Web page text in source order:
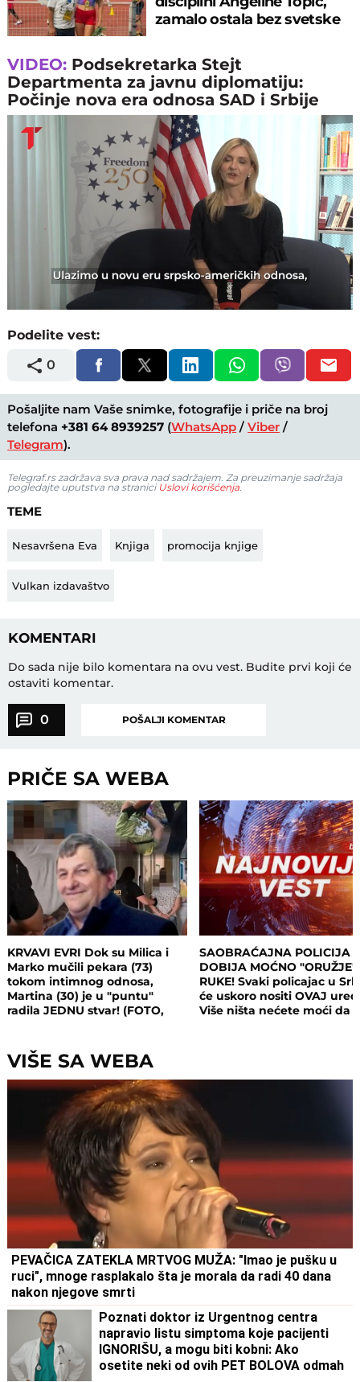
zamalo ostala bez svetske
VIDEO: Podsekretarka Stejt
Departmenta za javnu diplomatiju:
Počinje nova era odnosa SAD i Srbije
Unmute
62.48%
Podelite vest:
0
Pošaljite nam Vaše snimke, fotografije i priče na broj
telefona +381 64 8939257 (WhatsApp /Viber /
Telegram).
Telegraf.rs zadržava sva prava nad sadržajem. Za preuzimanje sadržaja
pogledajte uputstva na stranici Uslovi korišćenja.
TEME
Nesavršena Eva Knjiga promocija knjige
Vulkan izdavaštvo
KOMENTARI
Do sada nije bilo komentara na ovu vest. Budite prvi koji će
ostaviti komentar.
0 POŠALJI KOMENTAR
PRIČE SA WEBA
KRVAVI EVRI Dok su Milica i
Marko mučili pekara (73)
tokom intimnog odnosa,
Martina (30) je u "puntu"
radila JEDNU stvar! (FOTO,
SAOBRAĆAJNA POLICIJA
DOBIJA MOĆNO "ORUŽJE"
RUKE! Svaki policajac u
će uskoro nositi OVAJ
Više ništa nećete moći da
VIŠE SA WEBA
PEVAČICA ZATEKLA MRTVOG MUŽA: "Imao je pušku u
ruci", mnoge rasplakalo šta je morala da radi 40 dana
nakon njegove smrti
Poznati doktor iz Urgentnog centra
napravio listu simptoma koje pacijenti
IGNORIŠU, a mogu biti kobni: Ako
osetite neki od ovih PET BOLOVA odmah